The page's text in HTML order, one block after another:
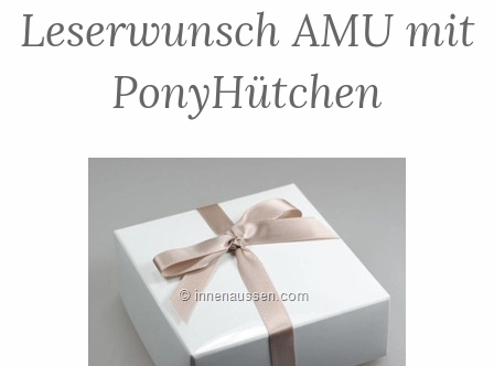
Leserwunsch AMU mit
PonyHütchen